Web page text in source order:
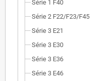
Série 1 F40
Série 2 F22/F23/F45
Série 3 E21
Série 3 E30
Série 3 E36
Série 3 E46